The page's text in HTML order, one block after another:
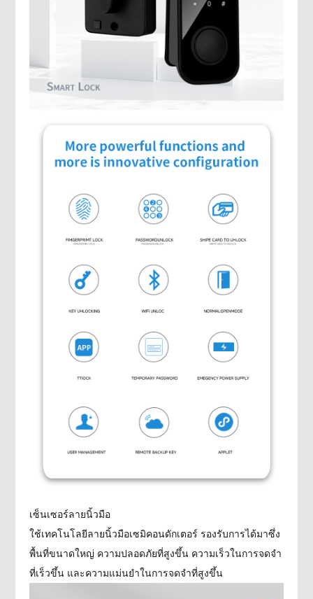
เซ็นเซอร์ลายนิ้วมือ
ใช้เทคโนโลยีลายนิ้วมือเซมิคอนดักเตอร์ รองรับการได้มาซึ่ง
พื้นที่ขนาดใหญ่ ความปลอดภัยที่สูงขึ้น ความเร็วในการจดจำ
ที่เร็วขึ้น และความแม่นยำในการจดจำที่สูงขึ้น